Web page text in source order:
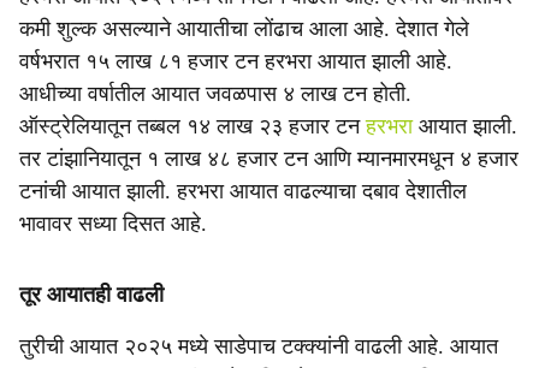
कमी शुल्क असल्याने आयातीचा लोंढाच आला आहे. देशात गेले
वर्षभरात १५ लाख ८१ हजार टन हरभरा आयात झाली आहे.
आधीच्या वर्षातील आयात जवळपास ४ लाख टन होती.
ऑस्ट्रेलियातून तब्बल १४ लाख २३ हजार टनहरभराआयात झाली.
तर टांझानियातून १ लाख ४८ हजार टन आणि म्यानमारमधून ४ हजार
टनांची आयात झाली. हरभरा आयात वाढल्याचा दबाव देशातील
भावावर सध्या दिसत आहे.
तूर आयातही वाढली
तुरीची आयात २०२५ मध्ये साडेपाच टक्क्यांनी वाढली आहे. आयात